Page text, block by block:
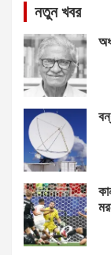
নতুন খবর